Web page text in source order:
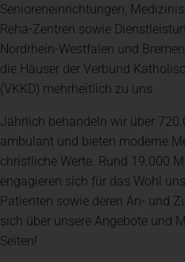
Senioreneinrichtungen,
Reha-Zentren sowie
Nordrhein-Westfalen und
die Häuser der Verbund
(VKKD) mehrheitlich zu uns.
Jährlich behandeln wir über
ambulant und bieten moderne
christliche Werte. Rund 19.000
engagieren sich für das Wohl
Patienten sowie deren An- und
sich über unsere Angebote und
Seiten!